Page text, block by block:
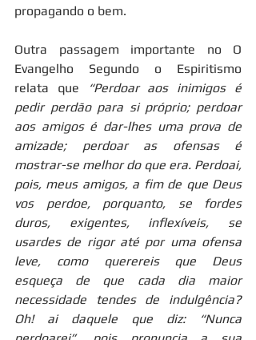
propagando o bem.
Outra passagem importante no O
Evangelho Segundo o Espiritismo
relata que
“Perdoar aos inimigos é
pedir perdão para si próprio; perdoar
aos amigos é dar-lhes uma prova de
amizade; perdoar as ofensas é
mostrar-se melhor do que era. Perdoai,
pois, meus amigos, a fim de que Deus
vos perdoe, porquanto, se fordes
duros, exigentes, inflexíveis, se
usardes de rigor até por uma ofensa
leve, como querereis que Deus
esqueça de que cada dia maior
necessidade tendes de indulgência?
Oh! ai daquele que diz: “Nunca